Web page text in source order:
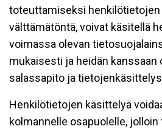
toteuttamiseksi henkilötietojen
välttämätöntä, voivat käsitellä
voimassa olevan
mukaisesti ja heidän kanssaan
salassapito ja
Henkilötietojen käsittelyä
kolmannelle osapuolelle,